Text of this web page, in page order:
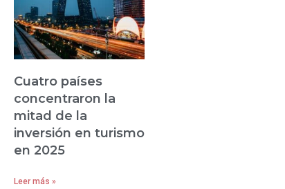
Cuatro países
concentraron la
mitad de la
inversión en turismo
en 2025
Leer más »